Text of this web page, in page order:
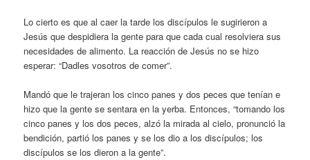
Lo cierto es que al caer la tarde los discípulos le sugirieron a
Jesús que despidiera la gente para que cada cual resolviera sus
necesidades de alimento. La reacción de Jesús no se hizo
esperar: “Dadles vosotros de comer”.
Mandó que le trajeran los cinco panes y dos peces que tenían e
hizo que la gente se sentara en la yerba. Entonces, “tomando los
cinco panes y los dos peces, alzó la mirada al cielo, pronunció la
bendición, partió los panes y se los dio a los discípulos; los
discípulos se los dieron a la gente”.